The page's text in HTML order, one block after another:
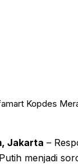
Jakarta –
menjadi